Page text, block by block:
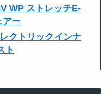
WP ストレッチE-
アー
クトリックインナ
ト